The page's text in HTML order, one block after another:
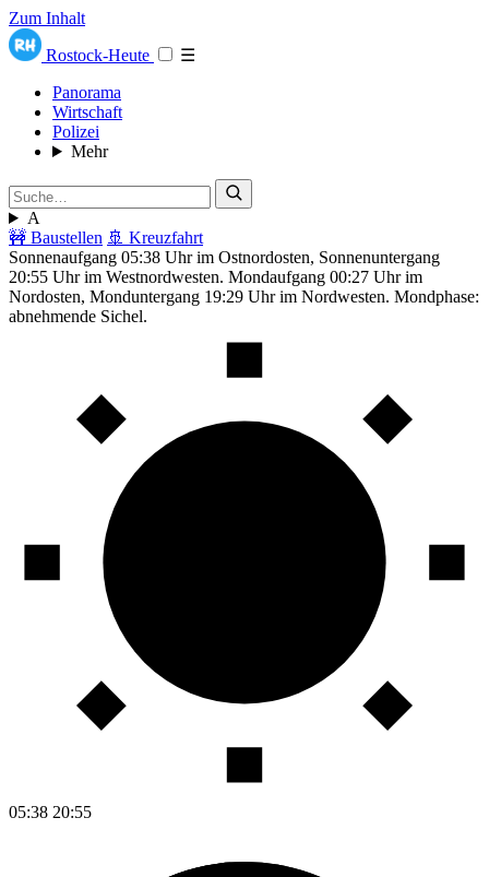
Zum Inhalt
Rostock-Heute
☰
Panorama
Wirtschaft
Polizei
Mehr
A
🚧 Baustellen 🚢 Kreuzfahrt
Sonnenaufgang 05:38 Uhr im Ostnordosten, Sonnenuntergang
20:55 Uhr im Westnordwesten. Mondaufgang 00:27 Uhr im
Nordosten, Monduntergang 19:29 Uhr im Nordwesten. Mondphase:
abnehmende Sichel.
05:38 20:55